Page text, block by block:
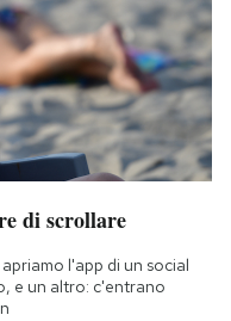
di scrollare
l'app di un social
e un altro: c'entrano